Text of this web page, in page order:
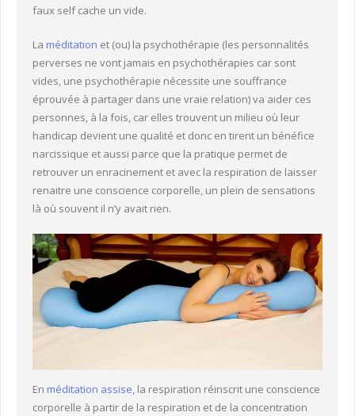
faux self cache un vide.
La méditation et (ou) la psychothérapie (les personnalités
perverses ne vont jamais en psychothérapies car sont
vides, une psychothérapie nécessite une souffrance
éprouvée à partager dans une vraie relation) va aider ces
personnes, à la fois, car elles trouvent un milieu où leur
handicap devient une qualité et donc en tirent un bénéfice
narcissique et aussi parce que la pratique permet de
retrouver un enracinement et avec la respiration de laisser
renaitre une conscience corporelle, un plein de sensations
là où souvent il n’y avait rien.
En méditation assise, la respiration réinscrit une conscience
corporelle à partir de la respiration et de la concentration